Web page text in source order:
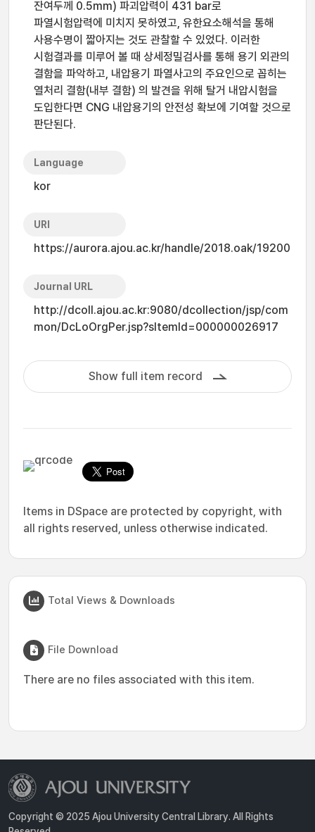
잔여두께 0.5mm) 파괴압력이 431 bar로
파열시험압력에 미치지 못하였고, 유한요소해석을 통해
사용수명이 짧아지는 것도 관찰할 수 있었다. 이러한
시험결과를 미루어 볼 때 상세정밀검사를 통해 용기 외관의
결함을 파악하고, 내압용기 파열사고의 주요인으로 꼽히는
열처리 결함(내부 결함) 의 발견을 위해 탈거 내압시험을
도입한다면 CNG 내압용기의 안전성 확보에 기여할 것으로
판단된다.
Language
kor
URI
https://aurora.ajou.ac.kr/handle/2018.oak/19200
Journal URL
http://dcoll.ajou.ac.kr:9080/dcollection/jsp/com
mon/DcLoOrgPer.jsp?sItemId=000000026917
Show full item record
Items in DSpace are protected by copyright, with
all rights reserved, unless otherwise indicated.
Total Views & Downloads
File Download
There are no files associated with this item.
Copyright © 2025 Ajou University Central Library. All Rights